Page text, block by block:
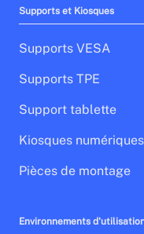
Supports et Kiosques
Supports VESA
Supports TPE
Support tablette
Kiosques numériques
Pièces de montage
Environnements